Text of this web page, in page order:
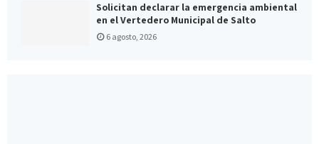
Solicitan declarar la emergencia ambiental
en el Vertedero Municipal de Salto
6 agosto, 2026